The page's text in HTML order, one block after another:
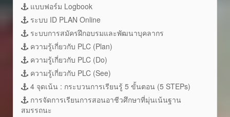
แบบฟอร์ม Logbook
ระบบ ID PLAN Online
ระบบการสมัครฝึกอบรมและพัฒนาบุคลากร
ความรู้เกี่ยวกับ PLC (Plan)
ความรู้เกี่ยวกับ PLC (Do)
ความรู้เกี่ยวกับ PLC (See)
4 จุดเน้น : กระบวนการเรียนรู้ 5 ขั้นตอน (5 STEPs)
การจัดการเรียนการสอนอาชีวศึกษาที่มุ่นเน้นฐาน
สมรรถนะ